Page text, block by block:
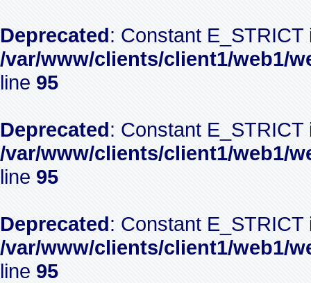
Deprecated: Constant
/var/www/clients/client1/web1/
line 95
Deprecated: Constant
/var/www/clients/client1/web1/
line 95
Deprecated: Constant
/var/www/clients/client1/web1/
line 95